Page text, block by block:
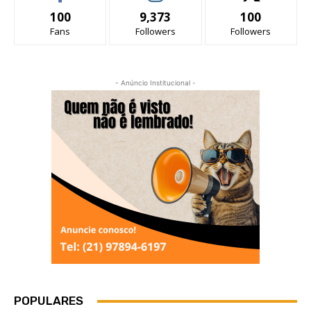
100
Fans
9,373
Followers
100
Followers
- Anúncio Institucional -
POPULARES